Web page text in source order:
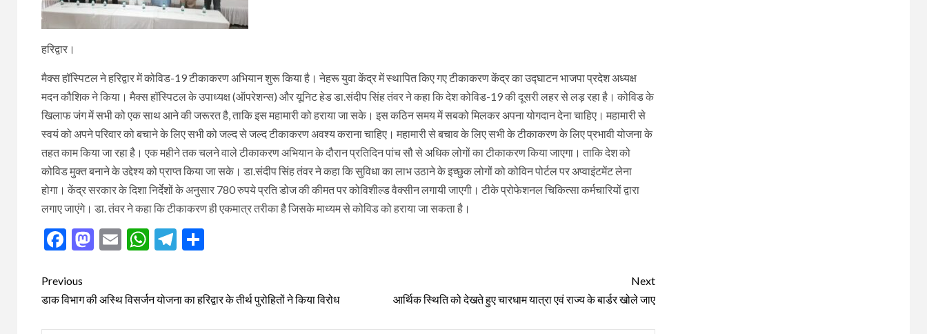
हरिद्वार।
मैक्स हॉस्पिटल ने हरिद्वार में कोविड-19 टीकाकरण अभियान शुरू किया है। नेहरू युवा केंद्र में स्थापित किए गए टीकाकरण केंद्र का उद्घाटन भाजपा प्रदेश अध्यक्ष
मदन कौशिक ने किया। मैक्स हॉस्पिटल के उपाध्यक्ष (ऑपरेशन्स) और यूनिट हेड डा.संदीप सिंह तंवर ने कहा कि देश कोविड-19 की दूसरी लहर से लड़ रहा है। कोविड के
खिलाफ जंग में सभी को एक साथ आने की जरूरत है, ताकि इस महामारी को हराया जा सके। इस कठिन समय में सबको मिलकर अपना योगदान देना चाहिए। महामारी से
स्वयं को अपने परिवार को बचाने के लिए सभी को जल्द से जल्द टीकाकरण अवश्य कराना चाहिए। महामारी से बचाव के लिए सभी के टीकाकरण के लिए प्रभावी योजना के
तहत काम किया जा रहा है। एक महीने तक चलने वाले टीकाकरण अभियान के दौरान प्रतिदिन पांच सौ से अधिक लोगों का टीकाकरण किया जाएगा। ताकि देश को
कोविड मुक्त बनाने के उद्देश्य को प्राप्त किया जा सके। डा.संदीप सिंह तंवर ने कहा कि सुविधा का लाभ उठाने के इच्छुक लोगों को कोविन पोर्टल पर अप्वाइंटमेंट लेना
होगा। केंद्र सरकार के दिशा निर्देशों के अनुसार 780 रुपये प्रति डोज की कीमत पर कोविशील्ड वैक्सीन लगायी जाएगी। टीके प्रोफेशनल चिकित्सा कर्मचारियों द्वारा
लगाए जाएंगे। डा. तंवर ने कहा कि टीकाकरण ही एकमात्र तरीका है जिसके माध्यम से कोविड को हराया जा सकता है।
Facebook
Mastodon
EmailWhatsApp
Telegram
Post
navigation
Previous
डाक विभाग की अस्थि विसर्जन योजना का हरिद्वार के तीर्थ पुरोहितों ने किया विरोध
Next
आर्थिक स्थिति को देखते हुए चारधाम यात्रा एवं राज्य के बार्डर खोले जाए